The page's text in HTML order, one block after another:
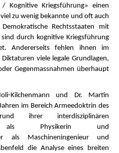
Kognitive Kriegsführung» einen
zu wenig bekannte und oft auch
Rechtsstaaten mit
durch kognitive Kriegsführung
Andererseits fehlen ihnen im
viele legale Grundlagen,
Gegenmassnahmen überhaupt
Kilchenmann und Dr. Martin
im Bereich Armeedoktrin des
ihrer interdisziplinären
als Physikerin und
als Maschineningenieur und
die Analyse eines breiten